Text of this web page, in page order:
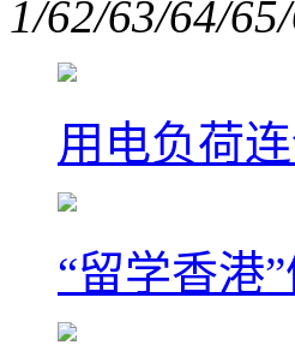
1/62/63/64/6
用电负荷
“留学香港